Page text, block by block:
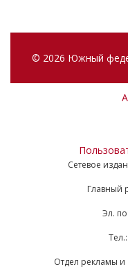
© 2026 Южный
Сетевое
Главный
Эл.
Отдел рекламы и